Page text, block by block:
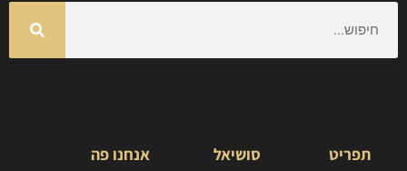
תפריט סושיאל
אנחנו פה